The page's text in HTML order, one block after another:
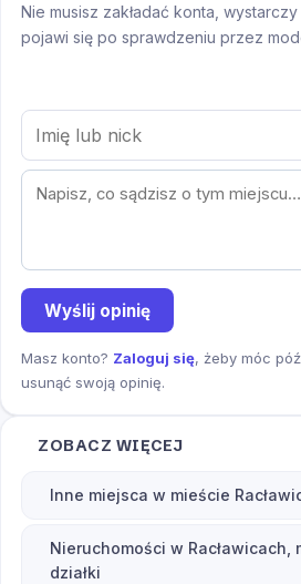
Nie musisz zakładać konta,
pojawi się po sprawdzeniu przez
Wyślij opinię
Masz konto? Zaloguj się, żeby móc
usunąć swoją opinię.
ZOBACZ WIĘCEJ
Inne miejsca w mieście
Nieruchomości w Racławicach,
działki